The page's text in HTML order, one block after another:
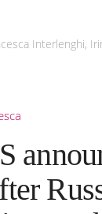
Interlenghi,